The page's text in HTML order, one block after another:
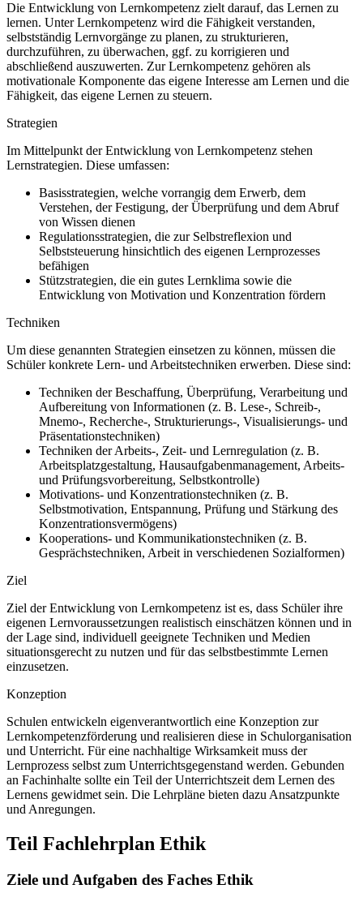
Die Entwicklung von Lernkompetenz zielt darauf, das Lernen zu
lernen. Unter Lernkompetenz wird die Fähigkeit verstanden,
selbstständig Lernvorgänge zu planen, zu strukturieren,
durchzuführen, zu überwachen, ggf. zu korrigieren und
abschließend auszuwerten. Zur Lernkompetenz gehören als
motivationale Komponente das eigene Interesse am Lernen und die
Fähigkeit, das eigene Lernen zu steuern.
Strategien
Im Mittelpunkt der Entwicklung von Lernkompetenz stehen
Lernstrategien. Diese umfassen:
Basisstrategien, welche vorrangig dem Erwerb, dem
Verstehen, der Festigung, der Überprüfung und dem Abruf
von Wissen dienen
Regulationsstrategien, die zur Selbstreflexion und
Selbststeuerung hinsichtlich des eigenen Lernprozesses
befähigen
Stützstrategien, die ein gutes Lernklima sowie die
Entwicklung von Motivation und Konzentration fördern
Techniken
Um diese genannten Strategien einsetzen zu können, müssen die
Schüler konkrete Lern- und Arbeitstechniken erwerben. Diese sind:
Techniken der Beschaffung, Überprüfung, Verarbeitung und
Aufbereitung von Informationen (z. B. Lese-, Schreib-,
Mnemo-, Recherche-, Strukturierungs-, Visualisierungs- und
Präsentationstechniken)
Techniken der Arbeits-, Zeit- und Lernregulation (z. B.
Arbeitsplatzgestaltung, Hausaufgabenmanagement, Arbeits-
und Prüfungsvorbereitung, Selbstkontrolle)
Motivations- und Konzentrationstechniken (z. B.
Selbstmotivation, Entspannung, Prüfung und Stärkung des
Konzentrationsvermögens)
Kooperations- und Kommunikationstechniken (z. B.
Gesprächstechniken, Arbeit in verschiedenen Sozialformen)
Ziel
Ziel der Entwicklung von Lernkompetenz ist es, dass Schüler ihre
eigenen Lernvoraussetzungen realistisch einschätzen können und in
der Lage sind, individuell geeignete Techniken und Medien
situationsgerecht zu nutzen und für das selbstbestimmte Lernen
einzusetzen.
Konzeption
Schulen entwickeln eigenverantwortlich eine Konzeption zur
Lernkompetenzförderung und realisieren diese in Schulorganisation
und Unterricht. Für eine nachhaltige Wirksamkeit muss der
Lernprozess selbst zum Unterrichtsgegenstand werden. Gebunden
an Fachinhalte sollte ein Teil der Unterrichtszeit dem Lernen des
Lernens gewidmet sein. Die Lehrpläne bieten dazu Ansatzpunkte
und Anregungen.
Teil Fachlehrplan Ethik
Ziele und Aufgaben des Faches Ethik